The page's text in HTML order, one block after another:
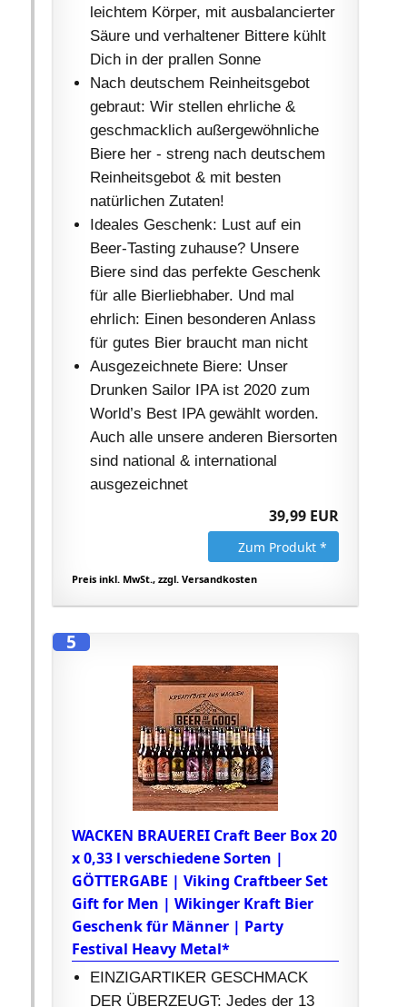
leichtem Körper, mit ausbalancierter
Säure und verhaltener Bittere kühlt
Dich in der prallen Sonne
Nach deutschem Reinheitsgebot
gebraut: Wir stellen ehrliche &
geschmacklich außergewöhnliche
Biere her - streng nach deutschem
Reinheitsgebot & mit besten
natürlichen Zutaten!
Ideales Geschenk: Lust auf ein
Beer-Tasting zuhause? Unsere
Biere sind das perfekte Geschenk
für alle Bierliebhaber. Und mal
ehrlich: Einen besonderen Anlass
für gutes Bier braucht man nicht
Ausgezeichnete Biere: Unser
Drunken Sailor IPA ist 2020 zum
World’s Best IPA gewählt worden.
Auch alle unsere anderen Biersorten
sind national & international
ausgezeichnet
39,99 EUR
Zum Produkt *
Preis inkl. MwSt., zzgl. Versandkosten
5
WACKEN BRAUEREI Craft Beer Box 20
x 0,33 l verschiedene Sorten |
GÖTTERGABE | Viking Craftbeer Set
Gift for Men | Wikinger Kraft Bier
Geschenk für Männer | Party
Festival Heavy Metal*
EINZIGARTIKER GESCHMACK
DER ÜBERZEUGT: Jedes der 13